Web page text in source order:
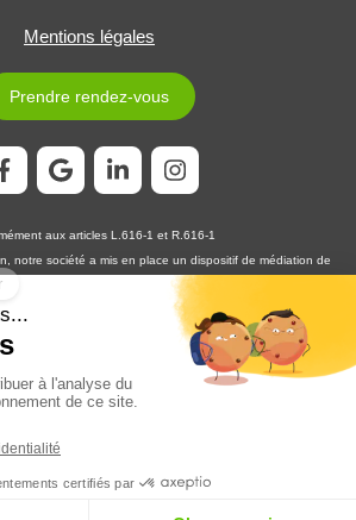
Mentions légales
Prendre rendez-vous
aux articles L.616-1 et R.616-1
notre société a mis en place un dispositif de médiation de
médiation retenue est :
MEDIATION CONSOMMATION
pouvez déposer votre réclamation sur son site
ou par voie postale en écrivant à :
CONSOMMATION DÉVELOPPEMENT
L’HORIZON – ESPLANADE DE FRANCE